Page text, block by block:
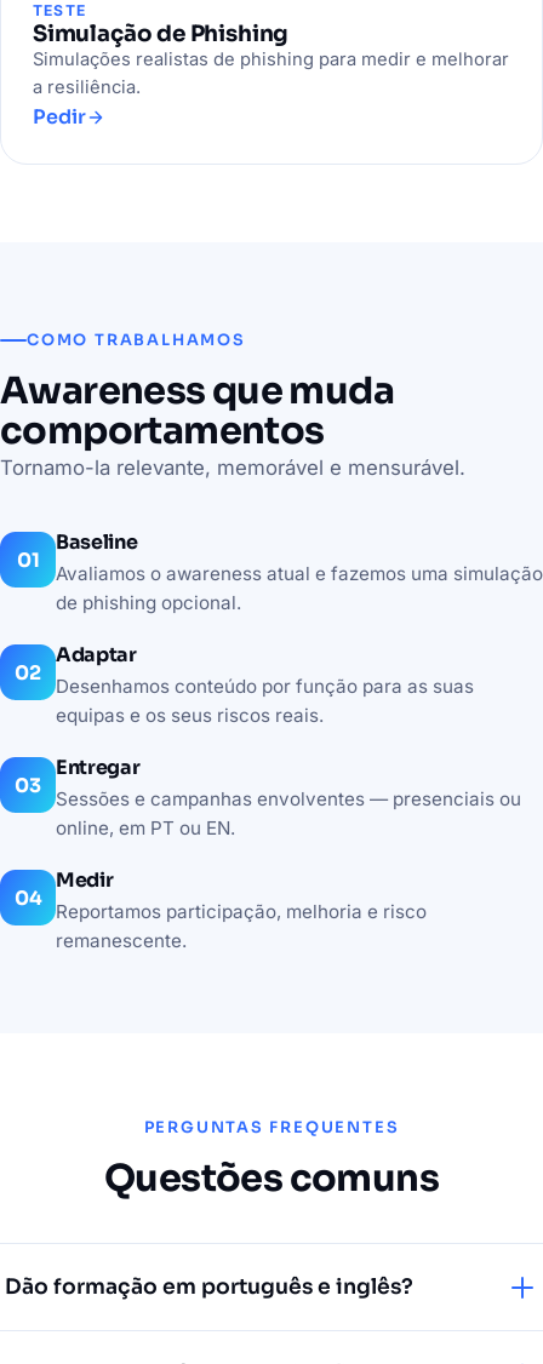
TESTE
Simulação de Phishing
Simulações realistas de phishing para medir e melhorar
a resiliência.
Pedir
COMO TRABALHAMOS
Awareness que muda
comportamentos
Tornamo-la relevante, memorável e mensurável.
Baseline
Avaliamos o awareness atual e fazemos uma simulação
de phishing opcional.
Adaptar
Desenhamos conteúdo por função para as suas
equipas e os seus riscos reais.
Entregar
Sessões e campanhas envolventes — presenciais ou
online, em PT ou EN.
Medir
Reportamos participação, melhoria e risco
remanescente.
PERGUNTAS FREQUENTES
Questões comuns
Dão formação em português e inglês?